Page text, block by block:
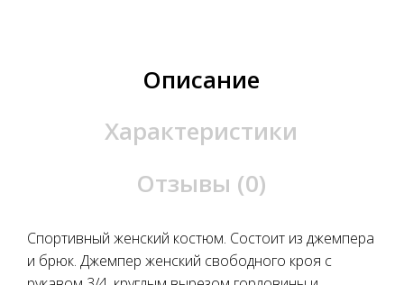
Описание
Характеристики
Отзывы (0)
Спортивный женский костюм. Состоит из джемпера
и брюк. Джемпер женский свободного кроя с